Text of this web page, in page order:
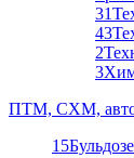
31
43
2
3
ПТМ, СХМ,
15